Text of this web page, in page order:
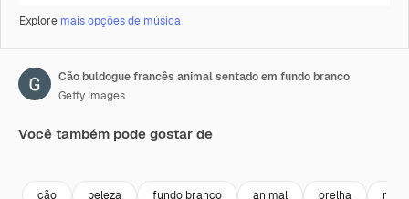
Explore mais opções de música
Cão buldogue francês animal sentado em fundo branco
Getty Images
Você também pode gostar de
cão beleza fundo branco animal orelha